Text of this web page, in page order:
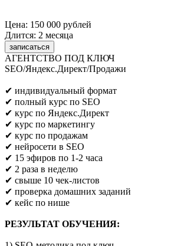
Цена: 150 000 рублей
Длится: 2 месяца
записаться
АГЕНТСТВО ПОД КЛЮЧ
SEO/Яндекс.Директ/Продажи
✔ индивидуальный формат
✔ полный курс по SEO
✔ курс по Яндекс.Директ
✔ курс по маркетингу
✔ курс по продажам
✔ нейросети в SEO
✔ 15 эфиров по 1-2 часа
✔ 2 раза в неделю
✔ свыше 10 чек-листов
✔ проверка домашних заданий
✔ кейс по нише
РЕЗУЛЬТАТ ОБУЧЕНИЯ: